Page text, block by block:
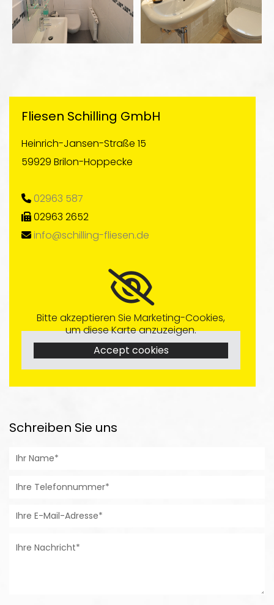
Fliesen Schilling GmbH
Heinrich-Jansen-Straße 15
59929 Brilon-Hoppecke
 02963 587
 02963 2652
 info@schilling-fliesen.de
Bitte akzeptieren Sie Marketing-Cookies,
um diese Karte anzuzeigen.
Accept cookies
Schreiben Sie uns